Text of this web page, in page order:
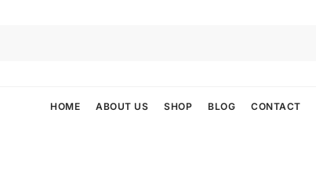
HOME ABOUT US SHOP BLOG CONTACT